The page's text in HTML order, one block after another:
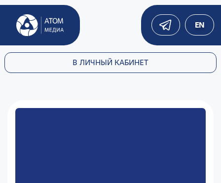
EN
В ЛИЧНЫЙ КАБИНЕТ